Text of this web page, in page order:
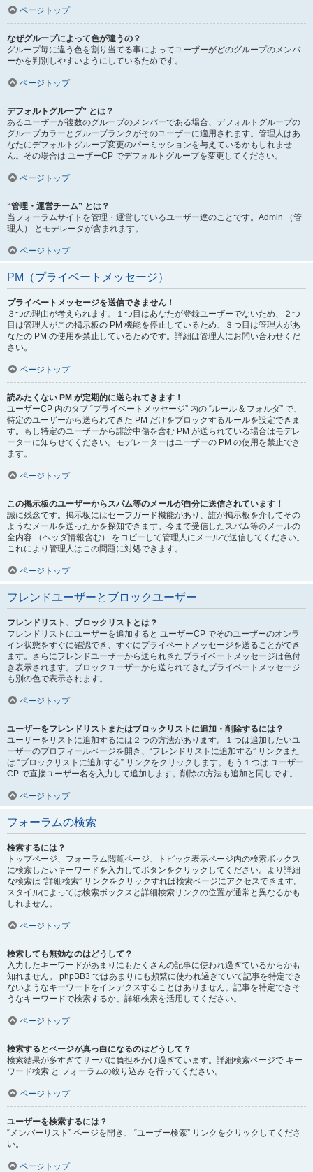
ページトップ
なぜグループによって色が違うの？
グループ毎に違う色を割り当てる事によってユーザーがどのグループのメンバ
ーかを判別しやすいようにしているためです。
ページトップ
デフォルトグループ” とは？
あるユーザーが複数のグループのメンバーである場合、デフォルトグループの
グループカラーとグループランクがそのユーザーに適用されます。管理人はあ
なたにデフォルトグループ変更のパーミッションを与えているかもしれませ
ん。その場合は ユーザーCP でデフォルトグループを変更してください。
ページトップ
“管理・運営チーム” とは？
当フォーラムサイトを管理・運営しているユーザー達のことです。Admin （管
理人） とモデレータが含まれます。
ページトップ
PM（プライベートメッセージ）
プライベートメッセージを送信できません！
３つの理由が考えられます。１つ目はあなたが登録ユーザーでないため、２つ
目は管理人がこの掲示板の PM 機能を停止しているため、３つ目は管理人があ
なたの PM の使用を禁止しているためです。詳細は管理人にお問い合わせくだ
さい。
ページトップ
読みたくない PM が定期的に送られてきます！
ユーザーCP 内のタブ “プライベートメッセージ” 内の “ルール & フォルダ” で、
特定のユーザーから送られてきた PM だけをブロックするルールを設定できま
す。もし特定のユーザーから誹謗中傷を含む PM が送られている場合はモデレ
ーターに知らせてください。モデレーターはユーザーの PM の使用を禁止でき
ます。
ページトップ
この掲示板のユーザーからスパム等のメールが自分に送信されています！
誠に残念です。掲示板にはセーフガード機能があり、誰が掲示板を介してその
ようなメールを送ったかを探知できます。今まで受信したスパム等のメールの
全内容 （ヘッダ情報含む） をコピーして管理人にメールで送信してください。
これにより管理人はこの問題に対処できます。
ページトップ
フレンドユーザーとブロックユーザー
フレンドリスト、ブロックリストとは？
フレンドリストにユーザーを追加すると ユーザーCP でそのユーザーのオンラ
イン状態をすぐに確認でき、すぐにプライベートメッセージを送ることができ
ます。さらにフレンドユーザーから送られきたプライベートメッセージは色付
き表示されます。ブロックユーザーから送られてきたプライベートメッセージ
も別の色で表示されます。
ページトップ
ユーザーをフレンドリストまたはブロックリストに追加・削除するには？
ユーザーをリストに追加するには２つの方法があります。１つは追加したいユ
ーザーのプロフィールページを開き、“フレンドリストに追加する” リンクまた
は “ブロックリストに追加する” リンクをクリックします。もう１つは ユーザー
CP で直接ユーザー名を入力して追加します。削除の方法も追加と同じです。
ページトップ
フォーラムの検索
検索するには？
トップページ、フォーラム閲覧ページ、トピック表示ページ内の検索ボックス
に検索したいキーワードを入力してボタンをクリックしてください。より詳細
な検索は “詳細検索” リンクをクリックすれば検索ページにアクセスできます。
スタイルによっては検索ボックスと詳細検索リンクの位置が通常と異なるかも
しれません。
ページトップ
検索しても無効なのはどうして？
入力したキーワードがあまりにもたくさんの記事に使われ過ぎているからかも
知れません。 phpBB3 ではあまりにも頻繁に使われ過ぎていて記事を特定でき
ないようなキーワードをインデクスすることはありません。記事を特定できそ
うなキーワードで検索するか、詳細検索を活用してください。
ページトップ
検索するとページが真っ白になるのはどうして？
検索結果が多すぎてサーバに負担をかけ過ぎています。詳細検索ページで キー
ワード検索 と フォーラムの絞り込み を行ってください。
ページトップ
ユーザーを検索するには？
“メンバーリスト” ページを開き、 “ユーザー検索” リンクをクリックしてくださ
い。
ページトップ